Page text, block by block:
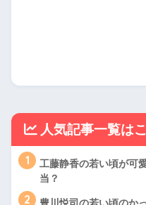
人気記事一覧は
1
工藤静香の若い頃が可
当？
2